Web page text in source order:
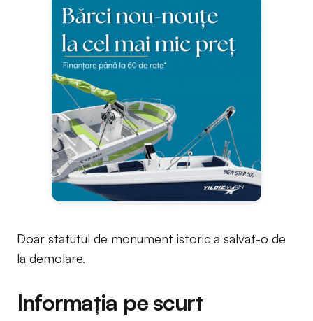
Doar statutul de monument istoric a salvat-o de
la demolare.
Informația pe scurt